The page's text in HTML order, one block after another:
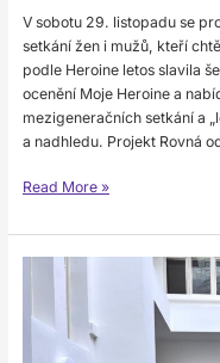
V sobotu 29. listopadu se
setkání žen i mužů, kteří
podle Heroine letos slavila
ocenění Moje Heroine a
mezigeneračních setkání a
a nadhledu. Projekt Rovná
Read More »
přivítala
delegaci